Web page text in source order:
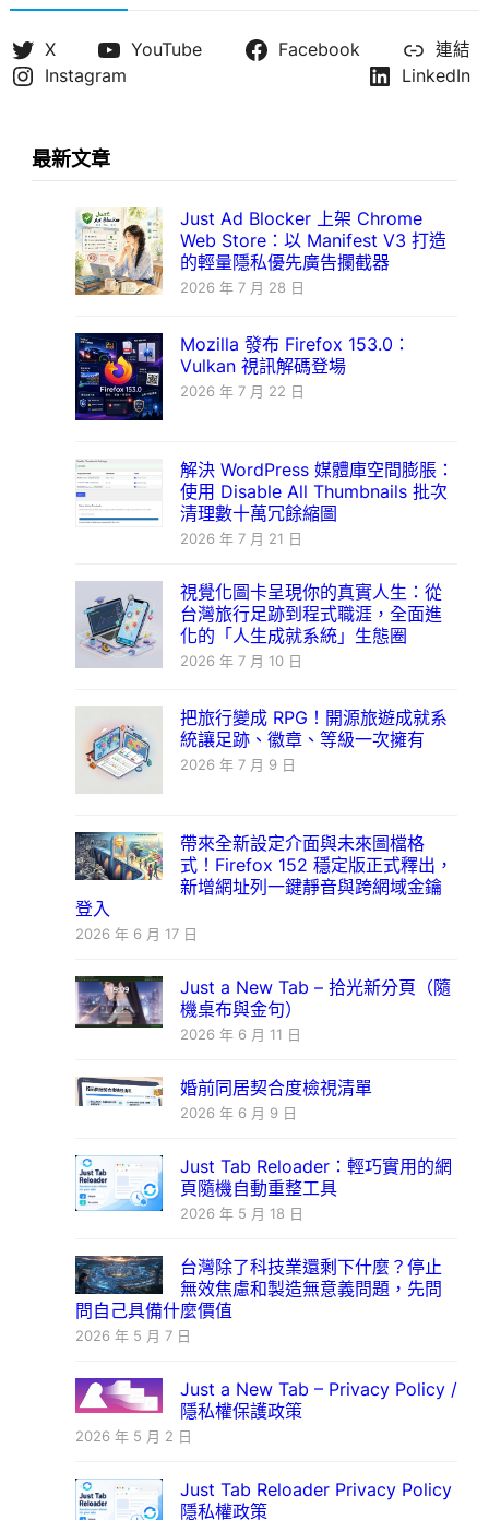
X YouTube Facebook
連結
Instagram
LinkedIn
最新文章
Just Ad Blocker 上架 Chrome
Web Store：以 Manifest V3 打造
的輕量隱私優先廣告攔截器
2026 年 7 月 28 日
Mozilla 發布 Firefox 153.0：
Vulkan 視訊解碼登場
2026 年 7 月 22 日
解決 WordPress 媒體庫空間膨脹：
使用 Disable All Thumbnails 批次
清理數十萬冗餘縮圖
2026 年 7 月 21 日
視覺化圖卡呈現你的真實人生：從
台灣旅行足跡到程式職涯，全面進
化的「人生成就系統」生態圈
2026 年 7 月 10 日
把旅行變成 RPG！開源旅遊成就系
統讓足跡、徽章、等級一次擁有
2026 年 7 月 9 日
帶來全新設定介面與未來圖檔格
式！Firefox 152 穩定版正式釋出，
新增網址列一鍵靜音與跨網域金鑰
登入
2026 年 6 月 17 日
Just a New Tab – 拾光新分頁（隨
機桌布與金句）
2026 年 6 月 11 日
婚前同居契合度檢視清單
2026 年 6 月 9 日
Just Tab Reloader：輕巧實用的網
頁隨機自動重整工具
2026 年 5 月 18 日
台灣除了科技業還剩下什麼？停止
無效焦慮和製造無意義問題，先問
問自己具備什麼價值
2026 年 5 月 7 日
Just a New Tab – Privacy Policy /
隱私權保護政策
2026 年 5 月 2 日
Just Tab Reloader Privacy Policy
隱私權政策